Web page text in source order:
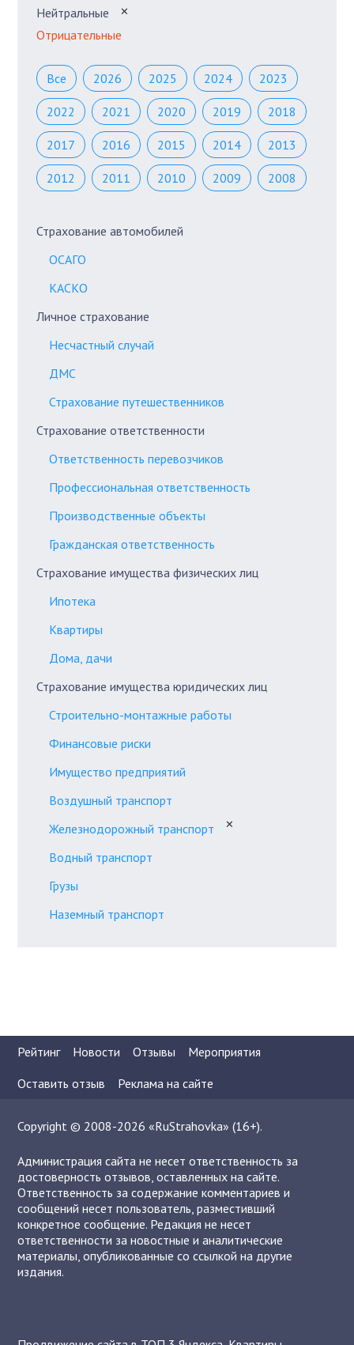
Нейтральные
✕
Отрицательные
Все 2026 2025 2024 2023
2022 2021 2020 2019 2018
2017 2016 2015 2014 2013
2012 2011 2010 2009 2008
Страхование автомобилей
ОСАГО
КАСКО
Личное страхование
Несчастный случай
ДМС
Страхование путешественников
Страхование ответственности
Ответственность перевозчиков
Профессиональная ответственность
Производственные объекты
Гражданская ответственность
Страхование имущества физических лиц
Ипотека
Квартиры
Дома, дачи
Страхование имущества юридических лиц
Строительно-монтажные работы
Финансовые риски
Имущество предприятий
Воздушный транспорт
Железнодорожный транспорт
✕
Водный транспорт
Грузы
Наземный транспорт
Рейтинг Новости Отзывы
Мероприятия
Оставить отзыв
Реклама на сайте
Copyright © 2008-2026 «RuStrahovka» (16+).
Администрация сайта не несет ответственность за
достоверность отзывов, оставленных на сайте.
Ответственность за содержание комментариев и
сообщений несет пользователь, разместивший
конкретное сообщение. Редакция не несет
ответственности за новостные и аналитические
материалы, опубликованные со ссылкой на другие
издания.